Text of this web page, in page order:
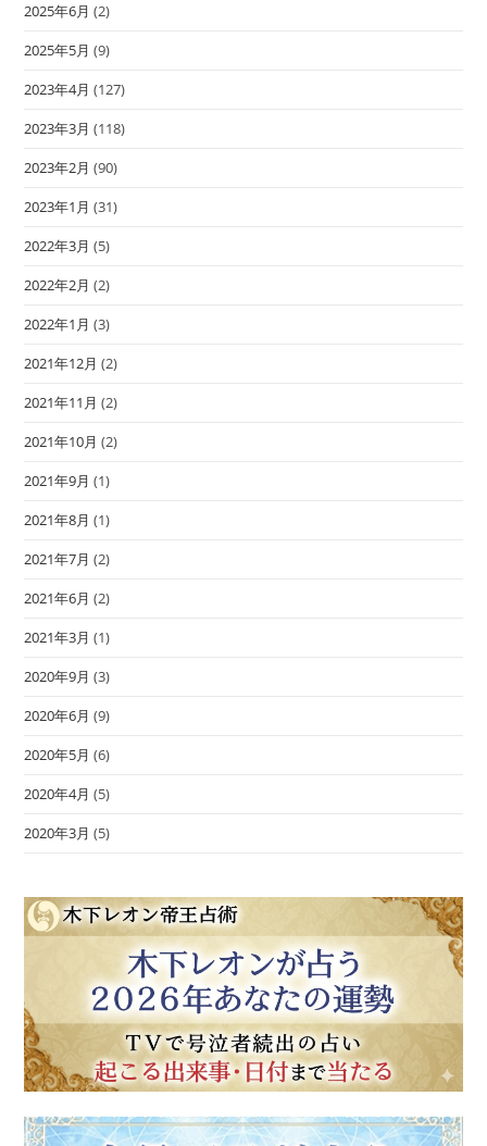
2025年6月 (2)
2025年5月 (9)
2023年4月 (127)
2023年3月 (118)
2023年2月 (90)
2023年1月 (31)
2022年3月 (5)
2022年2月 (2)
2022年1月 (3)
2021年12月 (2)
2021年11月 (2)
2021年10月 (2)
2021年9月 (1)
2021年8月 (1)
2021年7月 (2)
2021年6月 (2)
2021年3月 (1)
2020年9月 (3)
2020年6月 (9)
2020年5月 (6)
2020年4月 (5)
2020年3月 (5)